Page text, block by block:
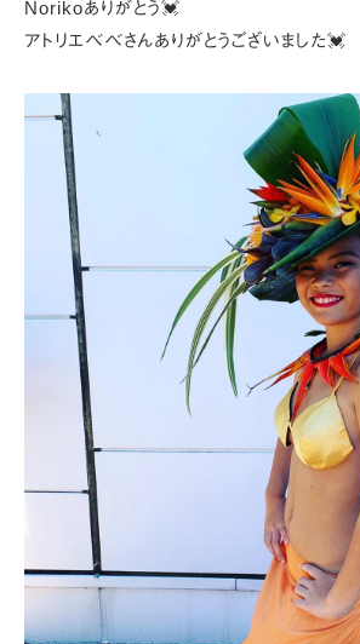
Norikoありがとう💓
アトリエベベさんありがとうございました💓